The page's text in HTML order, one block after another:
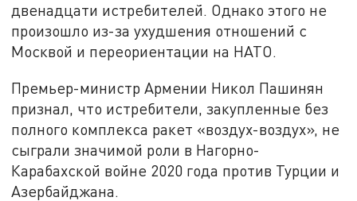
двенадцати истребителей. Однако этого не
произошло из-за ухудшения отношений с
Москвой и переориентации на НАТО.
Премьер-министр Армении Никол Пашинян
признал, что истребители, закупленные без
полного комплекса ракет «воздух-воздух», не
сыграли значимой роли в Нагорно-
Карабахской войне 2020 года против Турции и
Азербайджана.